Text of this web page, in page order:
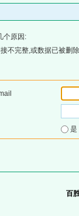
个原因:
不完整,或数据已被删
百